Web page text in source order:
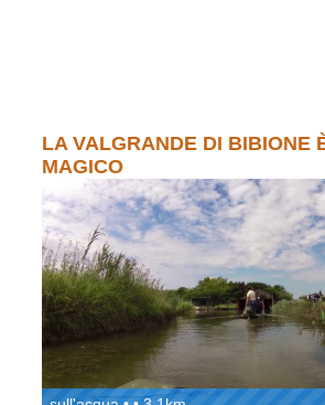
LA VALGRANDE DI BIBIONE
MAGICO